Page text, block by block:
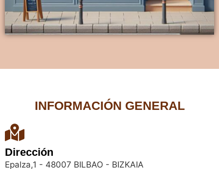
INFORMACIÓN GENERAL
Dirección
Epalza,1 - 48007 BILBAO - BIZKAIA